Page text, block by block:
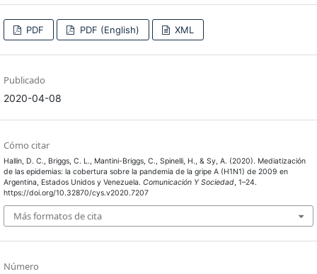
PDF PDF (English) XML
Publicado
2020-04-08
Cómo citar
Hallin, D. C., Briggs, C. L., Mantini-Briggs, C., Spinelli, H., & Sy, A. (2020). Mediatización
de las epidemias: la cobertura sobre la pandemia de la gripe A (H1N1) de 2009 en
Argentina, Estados Unidos y Venezuela. Comunicación Y Sociedad, 1–24.
https://doi.org/10.32870/cys.v2020.7207
Más formatos de cita
Número